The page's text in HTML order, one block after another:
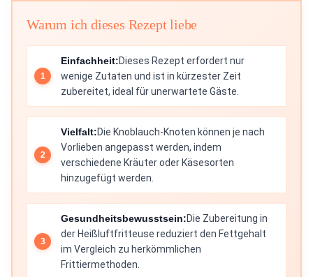
Warum ich dieses Rezept liebe
Einfachheit:Dieses Rezept erfordert nur
wenige Zutaten und ist in kürzester Zeit
zubereitet, ideal für unerwartete Gäste.
Vielfalt:Die Knoblauch-Knoten können je nach
Vorlieben angepasst werden, indem
verschiedene Kräuter oder Käsesorten
hinzugefügt werden.
Gesundheitsbewusstsein:Die Zubereitung in
der Heißluftfritteuse reduziert den Fettgehalt
im Vergleich zu herkömmlichen
Frittiermethoden.